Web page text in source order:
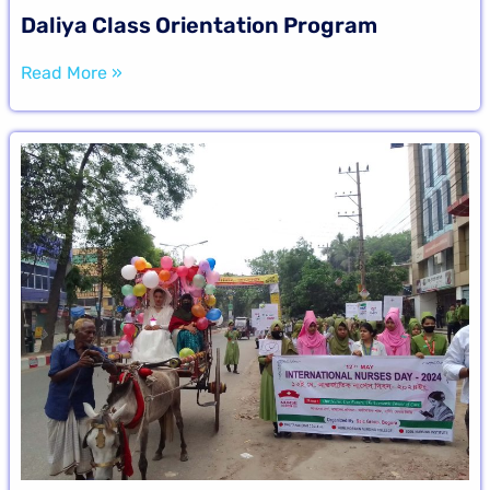
Daliya Class Orientation Program
Read More »